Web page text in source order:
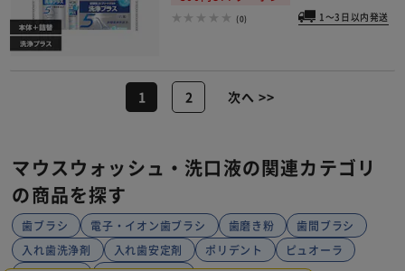
1 2
マウスウォッシュ・洗口液の関連カテゴリ
の商品を探す
歯ブラシ 電子・イオン歯ブラシ 歯磨き粉
歯間ブラシ
入れ歯洗浄剤
入れ歯安定剤 ポリデント
ピュオーラ